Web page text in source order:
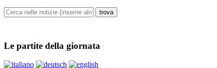
Le partite della giornata